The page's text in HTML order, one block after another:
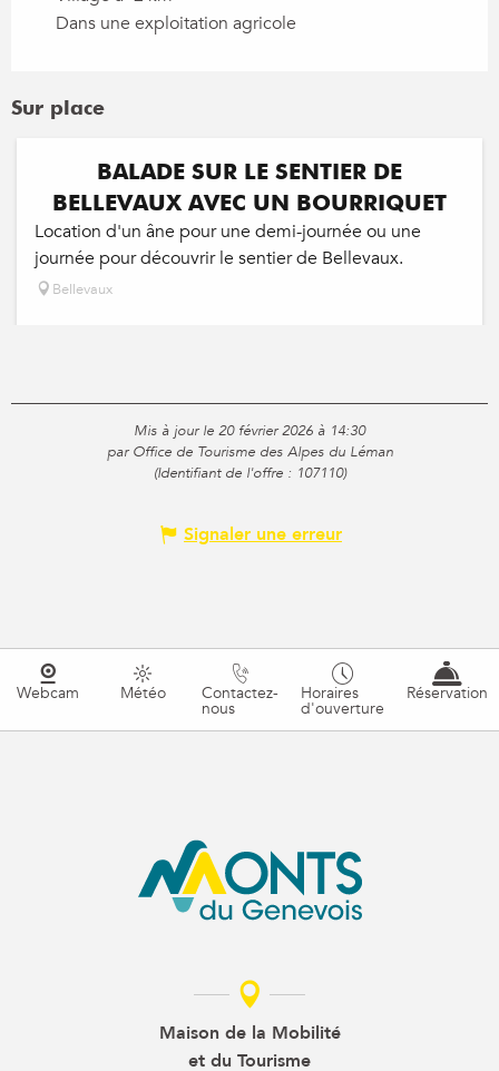
Dans une exploitation agricole
Sur place
BALADE SUR LE SENTIER DE
BELLEVAUX AVEC UN BOURRIQUET
Location d'un âne pour une demi-journée ou une
journée pour découvrir le sentier de Bellevaux.
Bellevaux
Mis à jour le 20 février 2026 à 14:30
par Office de Tourisme des Alpes du Léman
(Identifiant de l'offre : 107110)
Signaler une erreur
Webcam Météo Contactez-
nous
Horaires
d'ouverture
Réservation
Maison de la Mobilité
et du Tourisme